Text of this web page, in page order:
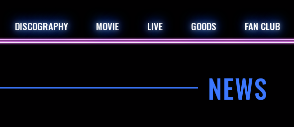
DISCOGRAPHY MOVIE LIVE GOODS FAN CLUB
NEWS